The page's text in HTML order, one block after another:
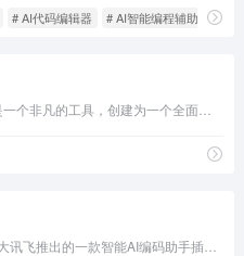
# AI代码编辑器 # AI智能编程辅助工具